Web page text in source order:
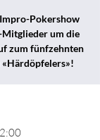
Pokershow
Mitglieder um die
zum fünfzehnten
«Härdöpfelers»!